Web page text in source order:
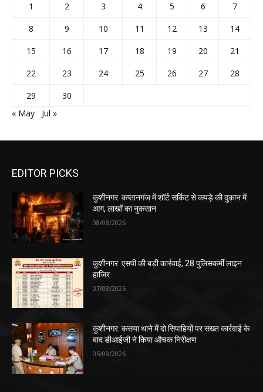
1 2 3 4 5 6
7
8
9 10 11 12 13
14
15
16 17 18 19 20
21
22
23 24 25 26 27
28
29
30
« May
Jul »
EDITOR PICKS
कुशीनगर: कप्तानगंज में शॉर्ट सर्किट से कपड़े की दुकान में
आग, लाखों का नुकसान
08/08/2026
कुशीनगर: एसपी की बड़ी कार्रवाई, 28 पुलिसकर्मी लाइन
हाजिर
07/08/2026
कुशीनगर: कसया थाने में दो सिपाहियों पर सख्त कार्रवाई के
बाद डीआईजी ने किया औचक निरीक्षण
05/08/2026